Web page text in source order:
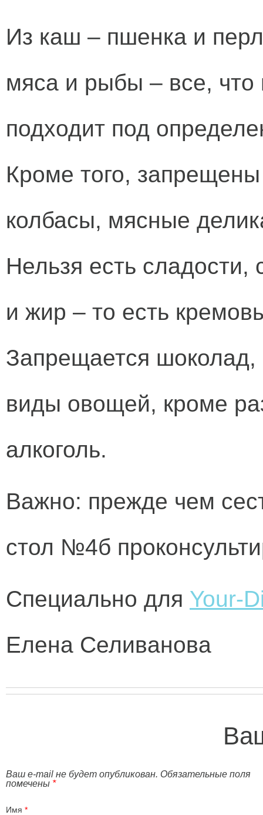
Из каш – пшенка и
мяса и рыбы – все,
подходит под
Кроме того,
колбасы, мясные
Нельзя есть
и жир – то есть
Запрещается
виды овощей, кроме
алкоголь.
Важно: прежде чем
стол №4б
Специально для Your-
Елена Селиванова
Ваш e-mail не будет опубликован. Обязательные поля
помечены *
Имя *